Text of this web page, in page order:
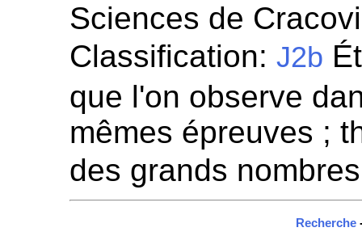
Sciences de
Classification:J2b
que l'on observe
mêmes épreuves ;
des grands
Recherche